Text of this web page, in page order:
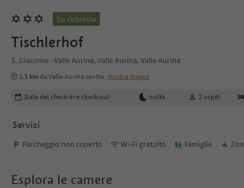
Su richiesta
Tischlerhof
S. Giacomo - Valle Aurina, Valle Aurina, Valle Aurina
3.5 km da Valle Aurina centro Mostra Mappa
Modifica i dettagli della prenotazione
Date del check-in e check-out notte 2 ospiti
Servizi
Parcheggio non coperto Wi-Fi gratuito Famiglie
Esplora le camere